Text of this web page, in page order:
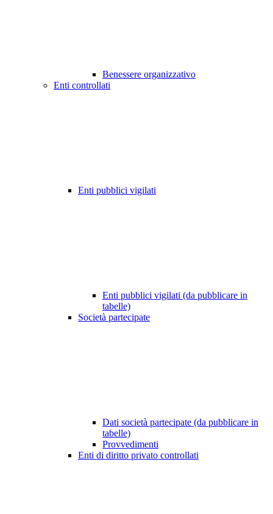
Benessere organizzativo
Enti controllati
Enti pubblici vigilati
Enti pubblici vigilati (da pubblicare in
tabelle)
Società partecipate
Dati società partecipate (da pubblicare in
tabelle)
Provvedimenti
Enti di diritto privato controllati